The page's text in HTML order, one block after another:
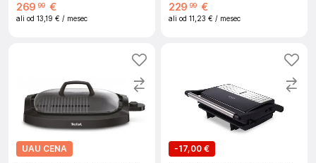
269 99 €
ali od 13,19 € / mesec
229 99 €
ali od 11,23 € / mesec
UAU CENA
-17,00 €